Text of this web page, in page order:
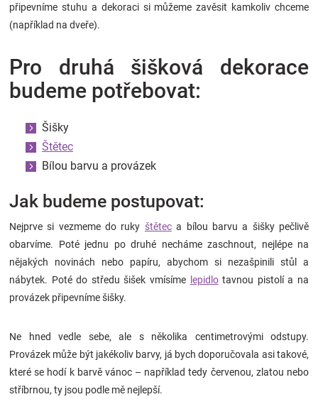
připevníme stuhu a dekoraci si můžeme zavěsit kamkoliv chceme
(například na dveře).
Pro druhá šišková dekorace
budeme potřebovat:
Šišky
Štětec
Bílou barvu a provázek
Jak budeme postupovat:
Nejprve si vezmeme do ruky štěteca bílou barvu a šišky pečlivě
obarvíme. Poté jednu po druhé necháme zaschnout, nejlépe na
nějakých novinách nebo papíru, abychom si nezašpinili stůl a
nábytek. Poté do středu šišek vmísíme lepidlotavnou pistolí a na
provázek připevníme šišky.
Ne hned vedle sebe, ale s několika centimetrovými odstupy.
Provázek může být jakékoliv barvy, já bych doporučovala asi takové,
které se hodí k barvě vánoc – například tedy červenou, zlatou nebo
stříbrnou, ty jsou podle mě nejlepší.